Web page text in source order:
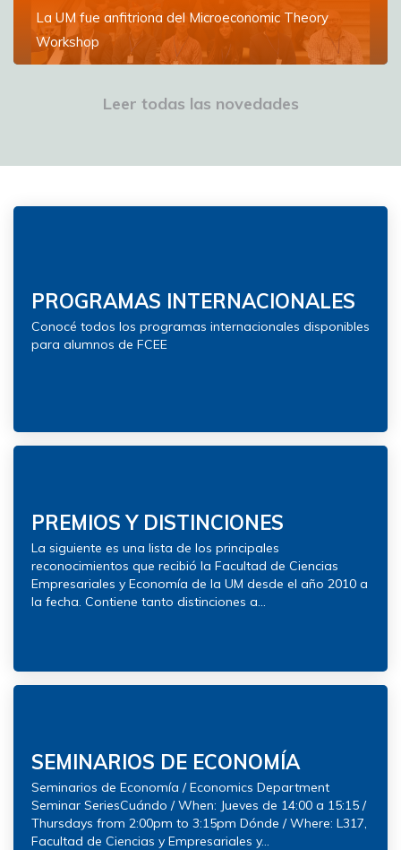
La UM fue anfitriona del Microeconomic Theory
Workshop
instituciones del mundo se reunieron para discutir los
avances en la materiaLeer todas las novedades
PROGRAMAS INTERNACIONALES
Conocé todos los programas internacionales disponibles
para alumnos de FCEE
PREMIOS Y DISTINCIONES
La siguiente es una lista de los principales
reconocimientos que recibió la Facultad de Ciencias
Empresariales y Economía de la UM desde el año 2010 a
la fecha. Contiene tanto distinciones a...
SEMINARIOS DE ECONOMÍA
Seminarios de Economía / Economics Department
Seminar SeriesCuándo / When: Jueves de 14:00 a 15:15 /
Thursdays from 2:00pm to 3:15pm Dónde / Where: L317,
Facultad de Ciencias y Empresariales y...